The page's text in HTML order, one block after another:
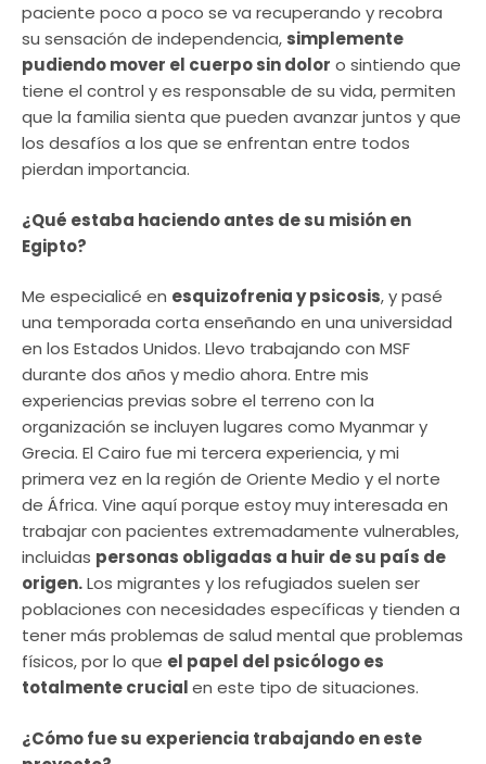
paciente poco a poco se va recuperando y recobra
su sensación de independencia, simplemente
pudiendo mover el cuerpo sin dolor o sintiendo que
tiene el control y es responsable de su vida, permiten
que la familia sienta que pueden avanzar juntos y que
los desafíos a los que se enfrentan entre todos
pierdan importancia.
¿Qué estaba haciendo antes de su misión en
Egipto?
Me especialicé en esquizofrenia y psicosis, y pasé
una temporada corta enseñando en una universidad
en los Estados Unidos. Llevo trabajando con MSF
durante dos años y medio ahora. Entre mis
experiencias previas sobre el terreno con la
organización se incluyen lugares como Myanmar y
Grecia. El Cairo fue mi tercera experiencia, y mi
primera vez en la región de Oriente Medio y el norte
de África. Vine aquí porque estoy muy interesada en
trabajar con pacientes extremadamente vulnerables,
incluidas personas obligadas a huir de su país de
origen.Los migrantes y los refugiados suelen ser
poblaciones con necesidades específicas y tienden a
tener más problemas de salud mental que problemas
físicos, por lo que el papel del psicólogo es
totalmente crucialen este tipo de situaciones.
¿Cómo fue su experiencia trabajando en este